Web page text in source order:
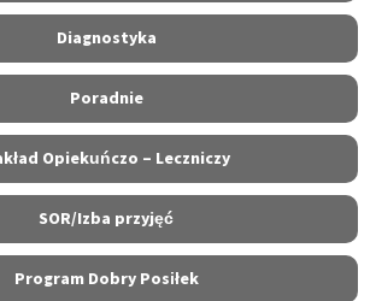
Diagnostyka
Poradnie
Opiekuńczo – Leczniczy
SOR/Izba przyjęć
Program Dobry Posiłek